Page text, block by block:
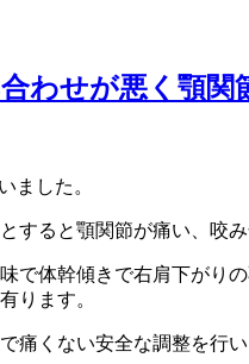
合わせが悪く顎
ました。
すると顎関節が痛い、咬
で体幹傾きで右肩下がり
ります。
痛くない安全な調整を行